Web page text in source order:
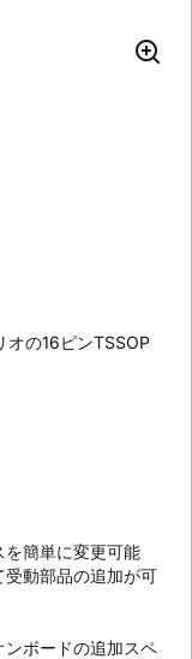
オの16ピンTSSOP
を簡単に変更可能
受動部品の追加が可
ボードの追加スペ